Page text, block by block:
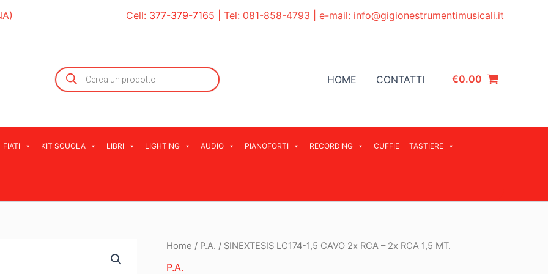
Cell: 377-379-7165 | Tel: 081-858-4793 | e-mail: info@gigionestrumentimusicali.it
Products
search
HOME CONTATTI €0.00
FIATI KIT SCUOLA LIBRI LIGHTING AUDIO PIANOFORTI RECORDING CUFFIE TASTIERE
Home / P.A. / SINEXTESIS LC174-1,5 CAVO 2x RCA – 2x RCA 1,5 MT.
P.A.